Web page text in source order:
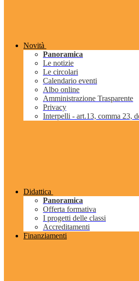
Novità
Panoramica
Le notizie
Le circolari
Calendario eventi
Albo online
Amministrazione Trasparente
Privacy
Interpelli - art.13, comma 23,
Didattica
Panoramica
Offerta formativa
I progetti delle classi
Accreditamenti
Finanziamenti